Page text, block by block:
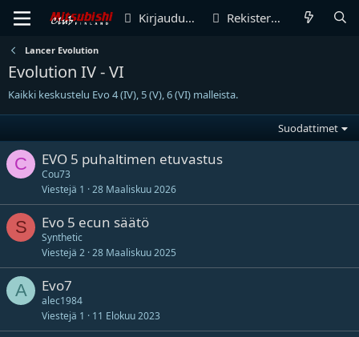
Kirjaudu sisään Rekisteröidy
Lancer Evolution
Evolution IV - VI
Kaikki keskustelu Evo 4 (IV), 5 (V), 6 (VI) malleista.
Suodattimet
C EVO 5 puhaltimen etuvastus
Cou73
Viestejä 1 28 Maaliskuu 2026
S Evo 5 ecun säätö
Synthetic
Viestejä 2 28 Maaliskuu 2025
A Evo7
alec1984
Viestejä 1 11 Elokuu 2023